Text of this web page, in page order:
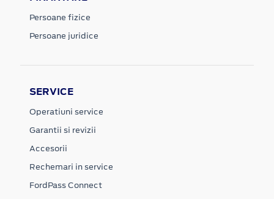
Persoane fizice
Persoane juridice
SERVICE
Operatiuni service
Garantii si revizii
Accesorii
Rechemari in service
FordPass Connect